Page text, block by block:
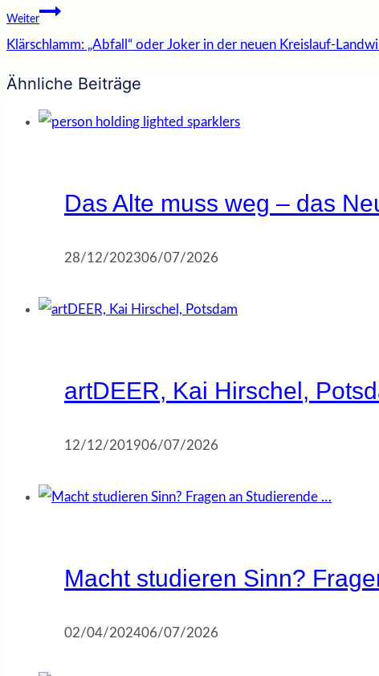
Weiter
Klärschlamm: „Abfall“ oder Joker in der neuen Kreislauf-
Ähnliche Beiträge
Das Alte muss weg – das
28/12/202306/07/2026
artDEER, Kai Hirschel,
12/12/201906/07/2026
Macht studieren Sinn?
02/04/202406/07/2026